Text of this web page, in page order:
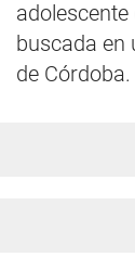
buscada en
de Córdoba.